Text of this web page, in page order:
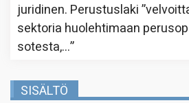
juridinen. Perustuslaki
sektoria huolehtimaan
sotesta,…”
SISÄLTÖ